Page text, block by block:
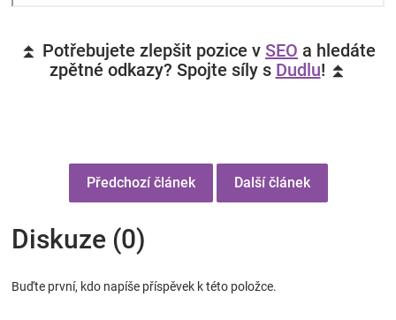
⏫ Potřebujete zlepšit pozice v SEO a hledáte
zpětné odkazy? Spojte síly s Dudlu! ⏫
Předchozí článek Další článek
Diskuze (0)
Buďte první, kdo napíše příspěvek k této položce.